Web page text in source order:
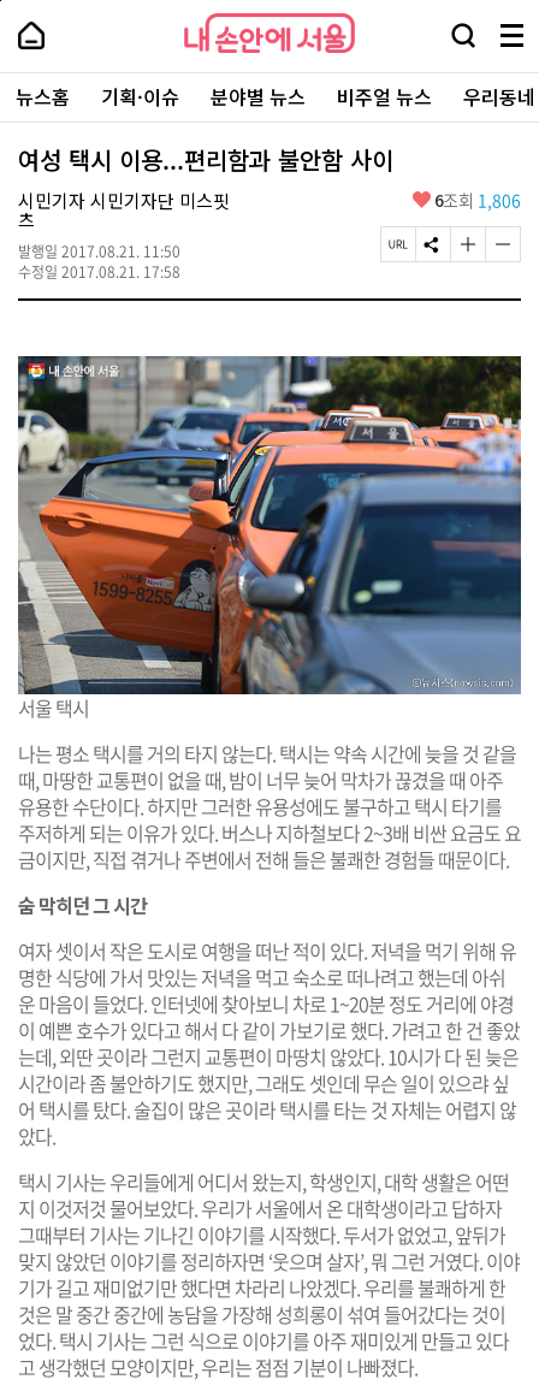
본
로
가
내
손
안
에
서
울
-
서
울
시
대
표
소
통
내
손
에
울
검
창
열
기
메
뉴
전
체
보
주
요
서
뉴스홈 기획·이슈 분야별 뉴스 비주얼 뉴스 우리동
여성 택시 이용...편리함과 불안함 사이
시민기자 시민기자단 미스핏
츠
발행일 2017.08.21. 11:50
수정일 2017.08.21. 17:58
좋
요
6조회 1,806
페
지
L
복
사
S
S
하
기
글
크
게
변
경
하
기
글
크
게
변
경
하
기
서울 택시
나는 평소 택시를 거의 타지 않는다. 택시는 약속 시간에 늦을 것 같을
때, 마땅한 교통편이 없을 때, 밤이 너무 늦어 막차가 끊겼을 때 아주
유용한 수단이다. 하지만 그러한 유용성에도 불구하고 택시 타기를
주저하게 되는 이유가 있다. 버스나 지하철보다 2~3배 비싼 요금도 요
금이지만, 직접 겪거나 주변에서 전해 들은 불쾌한 경험들 때문이다.
숨 막히던 그 시간
여자 셋이서 작은 도시로 여행을 떠난 적이 있다. 저녁을 먹기 위해 유
명한 식당에 가서 맛있는 저녁을 먹고 숙소로 떠나려고 했는데 아쉬
운 마음이 들었다. 인터넷에 찾아보니 차로 1~20분 정도 거리에 야경
이 예쁜 호수가 있다고 해서 다 같이 가보기로 했다. 가려고 한 건 좋았
는데, 외딴 곳이라 그런지 교통편이 마땅치 않았다. 10시가 다 된 늦은
시간이라 좀 불안하기도 했지만, 그래도 셋인데 무슨 일이 있으랴 싶
어 택시를 탔다. 술집이 많은 곳이라 택시를 타는 것 자체는 어렵지 않
았다.
택시 기사는 우리들에게 어디서 왔는지, 학생인지, 대학 생활은 어떤
지 이것저것 물어보았다. 우리가 서울에서 온 대학생이라고 답하자
그때부터 기사는 기나긴 이야기를 시작했다. 두서가 없었고, 앞뒤가
맞지 않았던 이야기를 정리하자면 ‘웃으며 살자’, 뭐 그런 거였다. 이야
기가 길고 재미없기만 했다면 차라리 나았겠다. 우리를 불쾌하게 한
것은 말 중간 중간에 농담을 가장해 성희롱이 섞여 들어갔다는 것이
었다. 택시 기사는 그런 식으로 이야기를 아주 재미있게 만들고 있다
고 생각했던 모양이지만, 우리는 점점 기분이 나빠졌다.
페
상
단
로